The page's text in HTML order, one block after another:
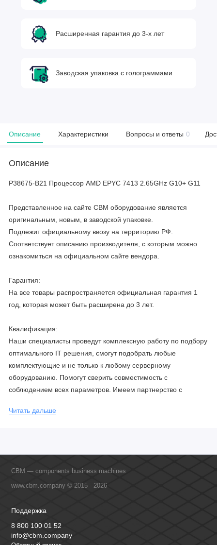
Расширенная гарантия до 3-х лет
Заводская упаковка с голограммами
Описание Характеристики Вопросы и ответы 0
Описание
P38675-B21 Процессор AMD EPYC 7413 2.65GHz G10+ G11
Представленное на сайте CBM оборудование является
оригинальным, новым, в заводской упаковке.
Подлежит официальному ввозу на территорию РФ.
Соответствует описанию производителя, с которым можно
ознакомиться на официальном сайте вендора.
Гарантия:
На все товары распространяется официальная гарантия 1
год, которая может быть расширена до 3 лет.
Квалификация:
Наши специалисты проведут комплексную работу по подбору
оптимального IT решения, смогут подобрать любые
комплектующие и не только к любому серверному
оборудованию. Помогут сверить совместимость с
соблюдением всех параметров. Имеем партнерство с
обучение сотрудников, что позволяет исключить ошибки даже
Читать дальше
CBM — components business machines
www.cbm.company © 2015 - 2026
Поддержка
8 800 100 01 52
info@cbm.company